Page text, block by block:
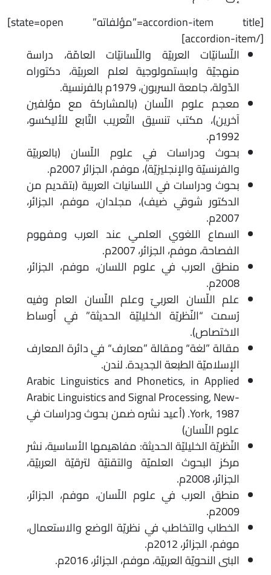
[accordion-item title=”مؤلفاته” state=open]
اللّسانيّات العربيّة واللّسانيّات العامّة، دراسة
منهجيّة وابستمولوجية لعلم العربيّة، دكتوراه
الدّولة، جامعة السربون، 1979م بالفرنسية.
معجم علوم اللّسان (بالمشاركة مع مؤلفين
آخرين)، مكتب تنسيق التّعريب التّابع للأليكسو،
1992م.
بحوث ودراسات في علوم اللّسان (بالعربيّة
والفرنسيّة والإنجليزيّة)، موفم، الجزائر 2007م.
بحوث ودراسات في اللسانيات العربية (بتقديم من
الدكتور شوقي ضيف)، مجلدان، موفم، الجزائر،
2007م.
السماع اللغوي العلمي عند العرب ومفهوم
الفصاحة، موفم، الجزائر، 2007م.
منطق العرب في علوم اللسان، موفم، الجزائر،
2008م.
علم اللّسان العربيّ وعلم اللّسان العام وفيه
رُسمت “النّظريّة الخليليّة الحديثة” في أوساط
الاختصاص).
مقالة ”لغة“ ومقالة ”معارف“ في دائرة المعارف
الإسلاميّة الطبعة الجديدة. لندن.
Arabic Linguistics and Phonetics, in Applied
Arabic Linguistics and Signal Processing, New-
York, 1987. (أعيد نشره ضمن بحوث ودراسات في
علوم اللّسان)
النّظريّة الخليليّة الحديثة: مفاهيمها الأساسية، نشر
مركز البحوث العلميّة والتقنيّة لترقيّة العربيّة،
الجزائر، 2008م.
منطق العرب في علوم اللّسان، موفم، الجزائر،
2009م.
الخطاب والتخاطب في نظريّة الوضع والاستعمال،
موفم، الجزائر، 2012م.
البنى النحويّة العربيّة، موفم، الجزائر، 2016م.